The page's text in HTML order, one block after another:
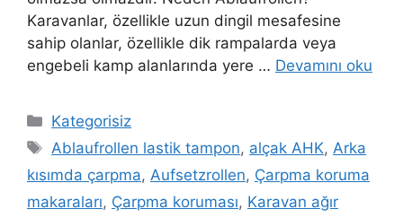
Karavanlar, özellikle uzun dingil mesafesine
sahip olanlar, özellikle dik rampalarda veya
engebeli kamp alanlarında yere … Devamını oku
Kategoriler
Kategorisiz
Etiketler
Ablaufrollen lastik tampon, alçak AHK, Arka
kısımda çarpma, Aufsetzrollen, Çarpma koruma
makaraları, Çarpma koruması, Karavan ağır